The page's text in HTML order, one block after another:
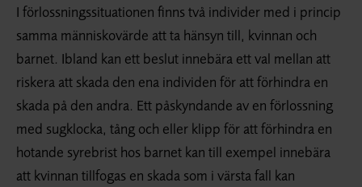
I förlossningssituationen finns två individer med i princip
samma människovärde att ta hänsyn till, kvinnan och
barnet. Ibland kan ett beslut innebära ett val mellan att
riskera att skada den ena individen för att förhindra en
skada på den andra. Ett påskyndande av en förlossning
med sugklocka, tång och eller klipp för att förhindra en
hotande syrebrist hos barnet kan till exempel innebära
att kvinnan tillfogas en skada som i värsta fall kan